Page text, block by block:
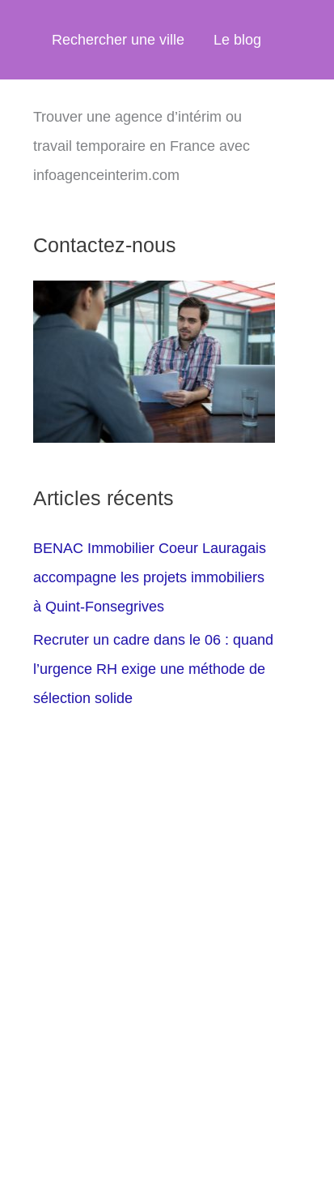
Rechercher une ville Le blog
Trouver une agence d’intérim ou
travail temporaire en France avec
infoagenceinterim.com
Contactez-nous
Articles récents
BENAC Immobilier Coeur Lauragais
accompagne les projets immobiliers
à Quint-Fonsegrives
Recruter un cadre dans le 06 : quand
l’urgence RH exige une méthode de
sélection solide